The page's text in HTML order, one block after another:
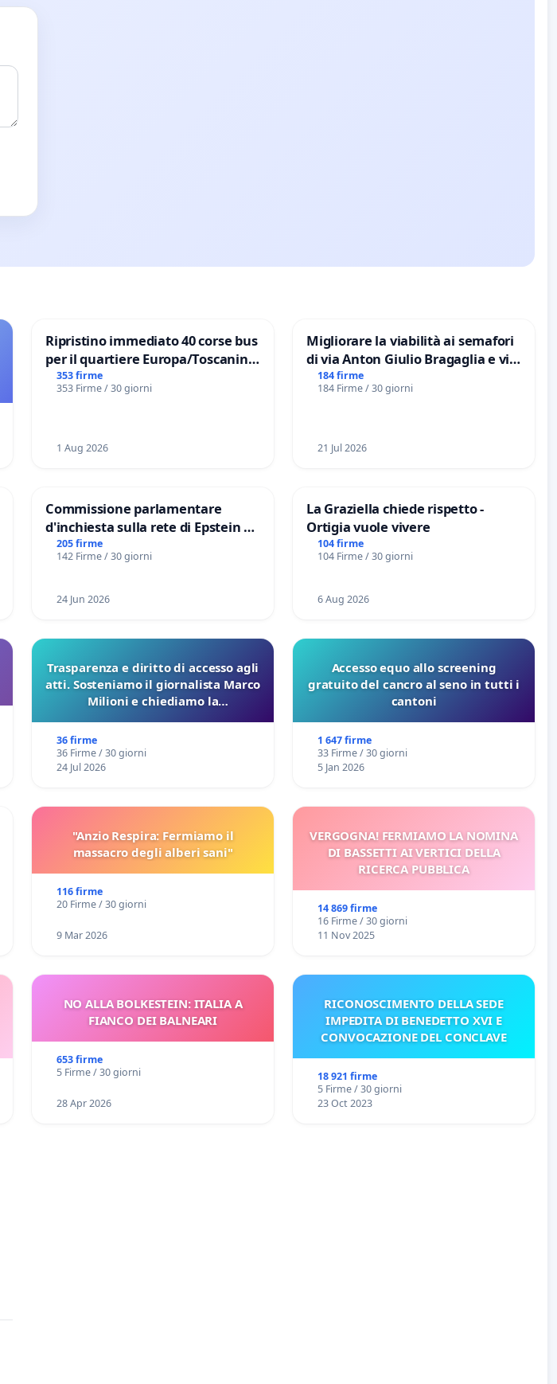
Ripristino immediato 40 corse bus
per il quartiere Europa/Toscanini
di Aprilia
353 firme
353 Firme / 30 giorni
1 Aug 2026
Migliorare la viabilità ai semafori
di via Anton Giulio Bragaglia e via
Tieri XV MUNICIPIO DI ROMA
184 firme
184 Firme / 30 giorni
21 Jul 2026
Commissione parlamentare
d'inchiesta sulla rete di Epstein e
del Mossad: verità sugli Epstein
Files
205 firme
142 Firme / 30 giorni
24 Jun 2026
La Graziella chiede rispetto -
Ortigia vuole vivere
104 firme
104 Firme / 30 giorni
6 Aug 2026
Trasparenza e diritto di accesso agli
atti. Sosteniamo il giornalista Marco
Milioni e chiediamo la
sulla Pedemontana Veneta
36 firme
36 Firme / 30 giorni
24 Jul 2026
Accesso equo allo screening
gratuito del cancro al seno in tutti i
cantoni
1 647 firme
33 Firme / 30 giorni
5 Jan 2026
"Anzio Respira: Fermiamo il
massacro degli alberi sani"
116 firme
20 Firme / 30 giorni
9 Mar 2026
VERGOGNA! FERMIAMO LA NOMINA
DI BASSETTI AI VERTICI DELLA
RICERCA PUBBLICA
14 869 firme
16 Firme / 30 giorni
11 Nov 2025
NO ALLA BOLKESTEIN: ITALIA A
FIANCO DEI BALNEARI
653 firme
5 Firme / 30 giorni
28 Apr 2026
RICONOSCIMENTO DELLA SEDE
IMPEDITA DI BENEDETTO XVI E
CONVOCAZIONE DEL CONCLAVE
18 921 firme
5 Firme / 30 giorni
23 Oct 2023